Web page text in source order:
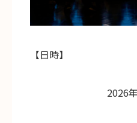
【日
2026年2月